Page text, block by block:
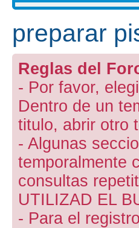
preparar
Reglas del
- Por favor,
Dentro de un
titulo, abrir otro
- Algunas
temporalmente
consultas
UTILIZAD EL
- Para el